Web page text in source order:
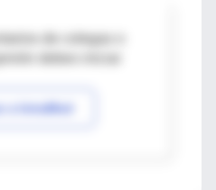
de colegas o
a IntraMed